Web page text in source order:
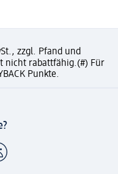
zzgl. Pfand und
nicht rabattfähig.(#) Für
Punkte.